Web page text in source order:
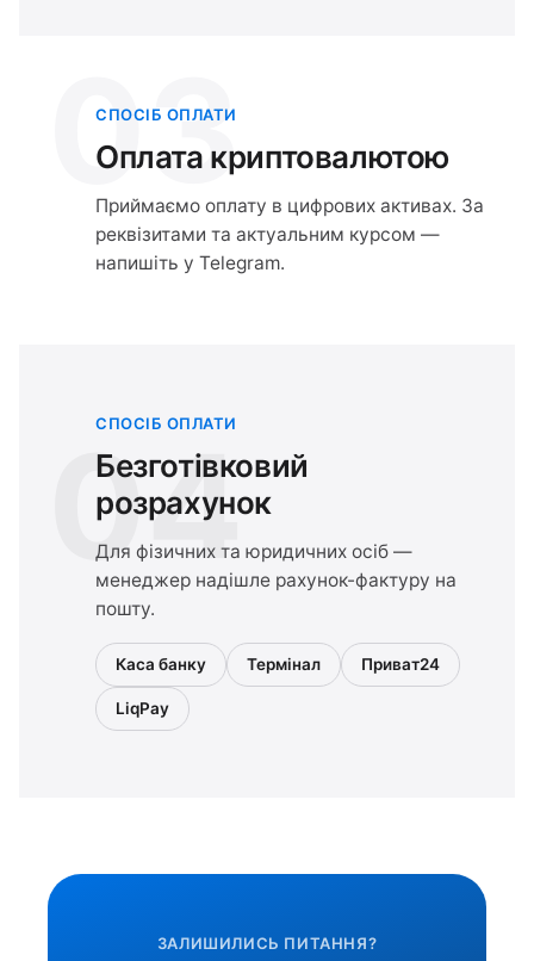
03
СПОСІБ ОПЛАТИ
Оплата криптовалютою
Приймаємо оплату в цифрових активах. За
реквізитами та актуальним курсом —
напишіть у Telegram.
04
СПОСІБ ОПЛАТИ
Безготівковий
розрахунок
Для фізичних та юридичних осіб —
менеджер надішле рахунок-фактуру на
пошту.
Каса банку Термінал Приват24
LiqPay
ЗАЛИШИЛИСЬ ПИТАННЯ?